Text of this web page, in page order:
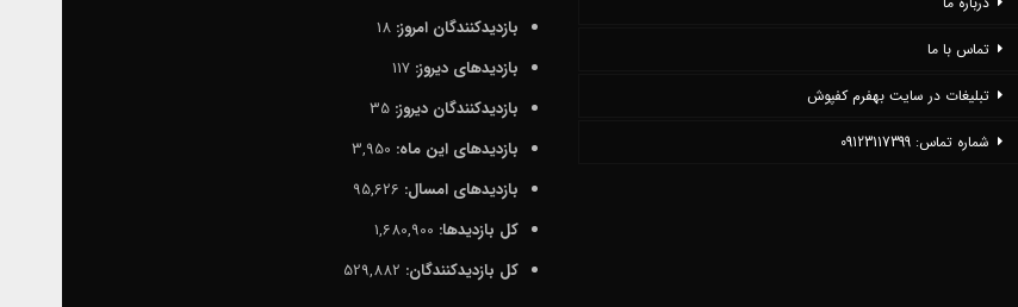
تماس با ما
تبلیغات در سایت بهفرم کفپوش
شماره تماس: 09123117399
بازدیدکنندگان امروز: 18
بازدیدهای دیروز: 117
بازدیدکنندگان دیروز: 35
بازدیدهای این ماه: 3,950
بازدیدهای امسال: 95,626
کل بازدیدها: 1,680,900
کل بازدیدکنند‌گان: 529,882